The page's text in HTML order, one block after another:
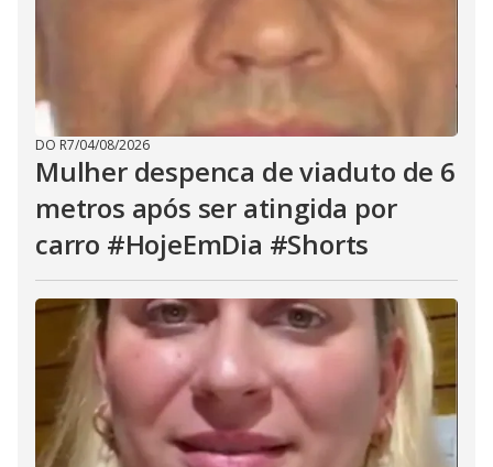
DO R7/04/08/2026
Mulher despenca de viaduto de 6
metros após ser atingida por
carro #HojeEmDia #Shorts